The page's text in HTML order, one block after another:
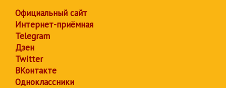
Официальный сайт
Интернет-приёмная
Telegram
Дзен
Twitter
ВКонтакте
Одноклассники